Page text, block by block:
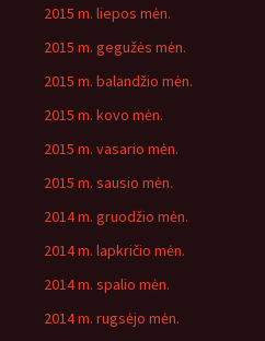
2015 m. liepos mėn.
2015 m. gegužės mėn.
2015 m. balandžio mėn.
2015 m. kovo mėn.
2015 m. vasario mėn.
2015 m. sausio mėn.
2014 m. gruodžio mėn.
2014 m. lapkričio mėn.
2014 m. spalio mėn.
2014 m. rugsėjo mėn.